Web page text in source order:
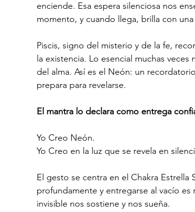
enciende. Esa espera silenciosa nos
momento, y cuando llega, brilla con
Piscis, signo del misterio y de la fe,
la existencia. Lo esencial muchas
del alma. Así es el Neón: un
prepara para revelarse.
El mantra lo declara como entrega
Yo Creo Neón.
Yo Creo en la luz que se revela en
El gesto se centra en el Chakra Estrella
profundamente y entregarse al vacío
invisible nos sostiene y nos sueña.